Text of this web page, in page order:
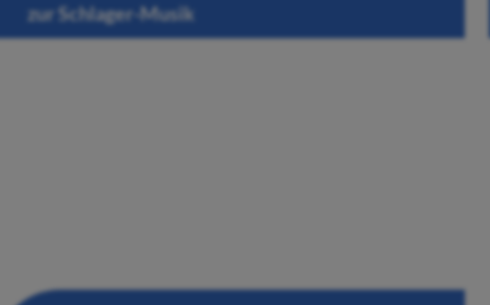
zur Schlager-Musik